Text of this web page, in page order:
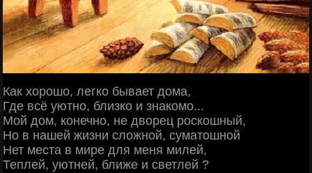
Как хорошо, легко бывает дома,
Где всё уютно, близко и знакомо...
Мой дом, конечно, не дворец роскошный,
Но в нашей жизни сложной, суматошной
Нет места в мире для меня милей,
Теплей, уютней, ближе и светлей ?